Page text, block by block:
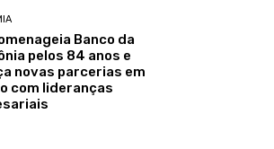
Banco da
pelos 84 anos e
novas parcerias em
com lideranças